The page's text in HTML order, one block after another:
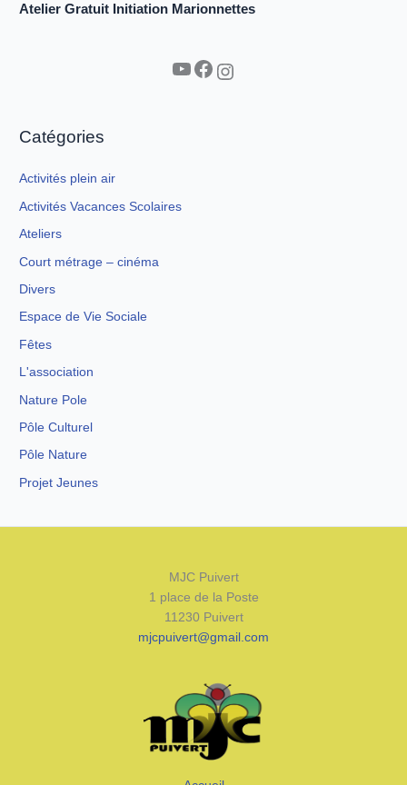
Atelier Gratuit Initiation Marionnettes
YouTube Facebook Instagram
Catégories
Activités plein air
Activités Vacances Scolaires
Ateliers
Court métrage – cinéma
Divers
Espace de Vie Sociale
Fêtes
L'association
Nature Pole
Pôle Culturel
Pôle Nature
Projet Jeunes
MJC Puivert
1 place de la Poste
11230 Puivert
mjcpuivert@gmail.com